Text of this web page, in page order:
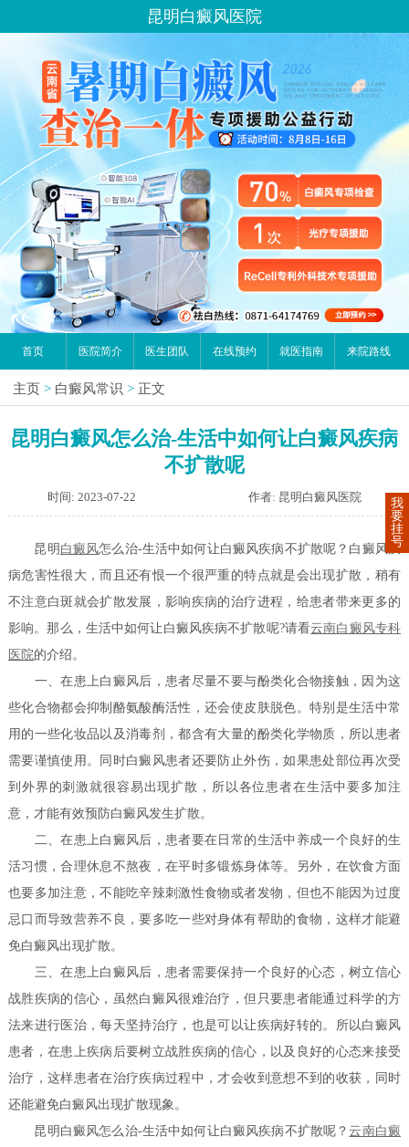
昆明白癜风医院
首页 医院简介 医生团队 在线预约 就医指南 来院路线
主页 > 白癜风常识 > 正文
昆明白癜风怎么治-生活中如何让白癜风疾病
不扩散呢
时间: 2023-07-22 作者: 昆明白癜风医院
昆明 白癜风怎么治-生活中如何让白癜风疾病不扩散呢？白癜风疾
病危害性很大，而且还有恨一个很严重的特点就是会出现扩散，稍有
不注意白斑就会扩散发展，影响疾病的治疗进程，给患者带来更多的
影响。那么，生活中如何让白癜风疾病不扩散呢?请看云南白癜风专科
医院的介绍。
一、在患上白癜风后，患者尽量不要与酚类化合物接触，因为这
些化合物都会抑制酪氨酸酶活性，还会使皮肤脱色。特别是生活中常
用的一些化妆品以及消毒剂，都含有大量的酚类化学物质，所以患者
需要谨慎使用。同时白癜风患者还要防止外伤，如果患处部位再次受
到外界的刺激就很容易出现扩散，所以各位患者在生活中要多加注
意，才能有效预防白癜风发生扩散。
二、在患上白癜风后，患者要在日常的生活中养成一个良好的生
活习惯，合理休息不熬夜，在平时多锻炼身体等。另外，在饮食方面
也要多加注意，不能吃辛辣刺激性食物或者发物，但也不能因为过度
忌口而导致营养不良，要多吃一些对身体有帮助的食物，这样才能避
免白癜风出现扩散。
三、在患上白癜风后，患者需要保持一个良好的心态，树立信心
战胜疾病的信心，虽然白癜风很难治疗，但只要患者能通过科学的方
法来进行医治，每天坚持治疗，也是可以让疾病好转的。所以白癜风
患者，在患上疾病后要树立战胜疾病的信心，以及良好的心态来接受
治疗，这样患者在治疗疾病过程中，才会收到意想不到的收获，同时
还能避免白癜风出现扩散现象。
昆明白癜风怎么治-生活中如何让白癜风疾病不扩散呢？云南白癜
我
要
挂
号